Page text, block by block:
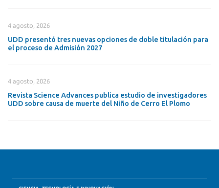
4 agosto, 2026
UDD presentó tres nuevas opciones de doble titulación para
el proceso de Admisión 2027
4 agosto, 2026
Revista Science Advances publica estudio de investigadores
UDD sobre causa de muerte del Niño de Cerro El Plomo